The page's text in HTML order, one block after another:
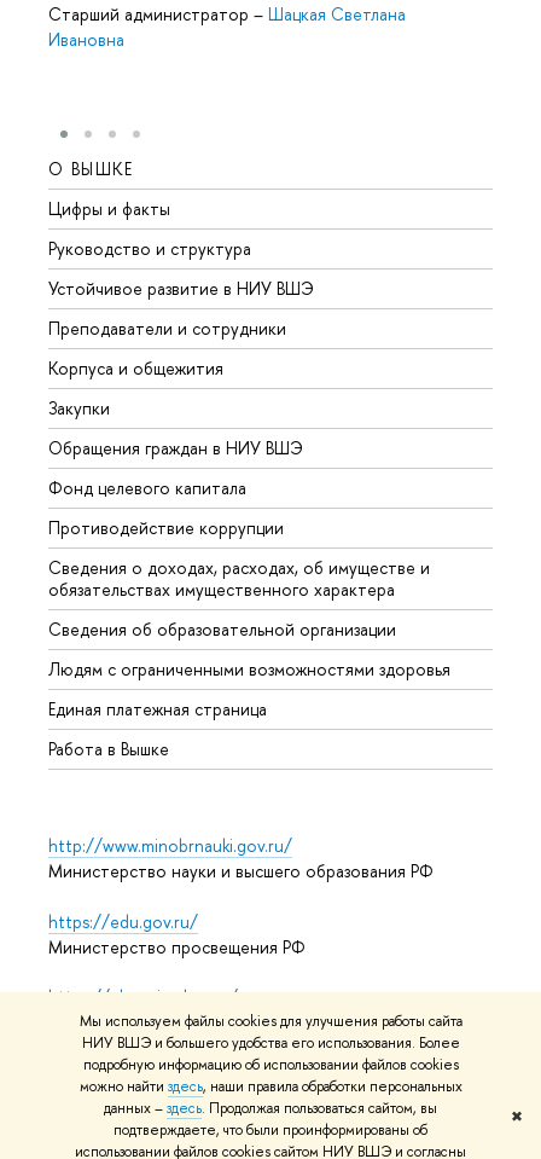
Мы используем файлы cookies для улучшения работы сайта
НИУ ВШЭ и большего удобства его использования. Более
подробную информацию об использовании файлов cookies
можно найти здесь, наши правила обработки персональных
данных –здесь. Продолжая пользоваться сайтом, вы
подтверждаете, что были проинформированы об
использовании файлов cookies сайтом НИУ ВШЭ и согласны
✖
Cтарший администратор – Шацкая Светлана
Ивановна
О ВЫШКЕ
Цифры и факты
Руководство и структура
Устойчивое развитие в НИУ ВШЭ
Преподаватели и сотрудники
Корпуса и общежития
Закупки
Обращения граждан в НИУ ВШЭ
Фонд целевого капитала
Противодействие коррупции
Сведения о доходах, расходах, об имуществе и
обязательствах имущественного характера
Сведения об образовательной организации
Людям с ограниченными возможностями здоровья
Единая платежная страница
Работа в Вышке
http://www.minobrnauki.gov.ru/
Министерство науки и высшего образования РФ
https://edu.gov.ru/
Министерство просвещения РФ
https://elearning.hse.ru/mooc
Массовые открытые онлайн-курсы
© НИУ ВШЭ 1993–2026 Адреса и контактыУсловия
использования материаловПолитика конфиденциальности